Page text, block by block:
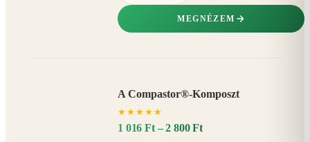
MEGNÉZEM
A Compastor®-Komposzt
★ ★ ★ ★ ★
1 016 Ft – 2 800 Ft